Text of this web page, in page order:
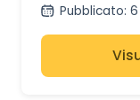
Pubblicato: